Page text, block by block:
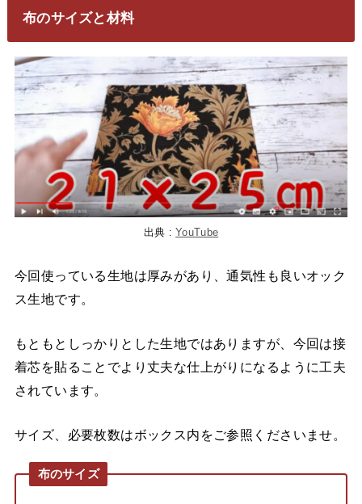
布のサイズと材料
出典 :YouTube
今回使っている生地は厚みがあり、通気性も良いオック
ス生地です。
もともとしっかりとした生地ではありますが、今回は接
着芯を貼ることでより丈夫な仕上がりになるように工夫
されています。
サイズ、必要枚数はボックス内をご参照くださいませ。
布のサイズ